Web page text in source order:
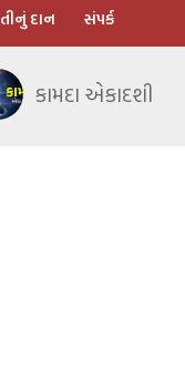
દાન સંપર્ક
કામદા એકાદશી